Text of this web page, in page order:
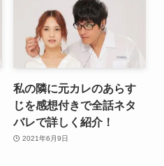
私の隣に元カレのあらす
じを感想付きで全話ネタ
バレで詳しく紹介！
2021年6月9日